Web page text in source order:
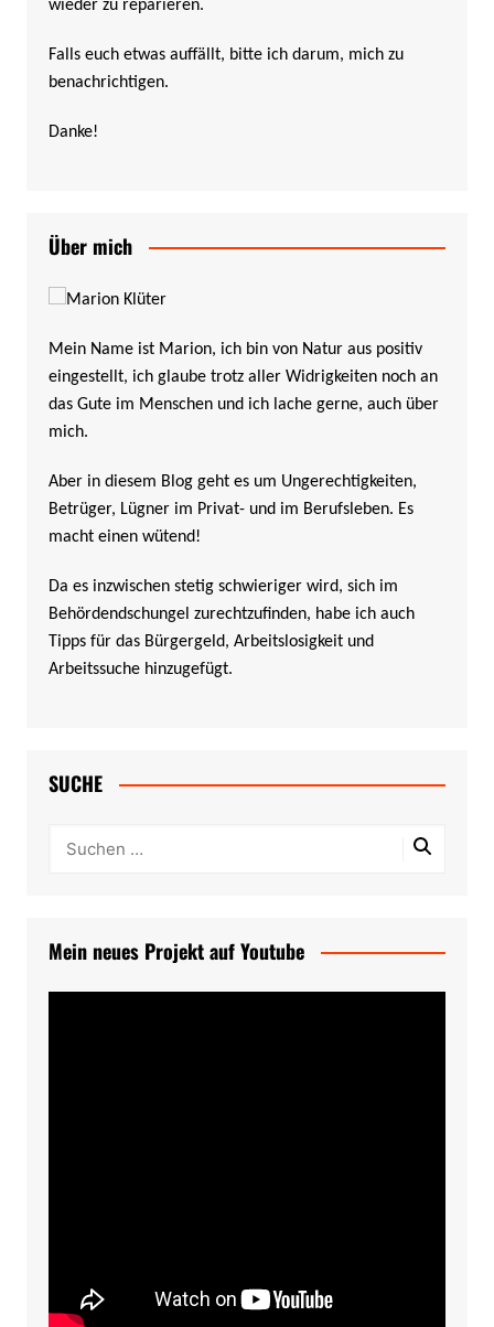
wieder zu reparieren.
Falls euch etwas auffällt, bitte ich darum, mich zu
benachrichtigen.
Danke!
Über mich
Mein Name ist Marion, ich bin von Natur aus positiv
eingestellt, ich glaube trotz aller Widrigkeiten noch an
das Gute im Menschen und ich lache gerne, auch über
mich.
Aber in diesem Blog geht es um Ungerechtigkeiten,
Betrüger, Lügner im Privat- und im Berufsleben. Es
macht einen wütend!
Da es inzwischen stetig schwieriger wird, sich im
Behördendschungel zurechtzufinden, habe ich auch
Tipps für das Bürgergeld, Arbeitslosigkeit und
Arbeitssuche hinzugefügt.
SUCHE
Mein neues Projekt auf Youtube